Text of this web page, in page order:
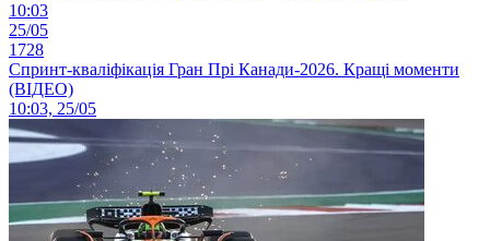
10:03
25/05
1728
Спринт-кваліфікація Гран Прі Канади-2026. Кращі моменти
(ВІДЕО)
10:03, 25/05